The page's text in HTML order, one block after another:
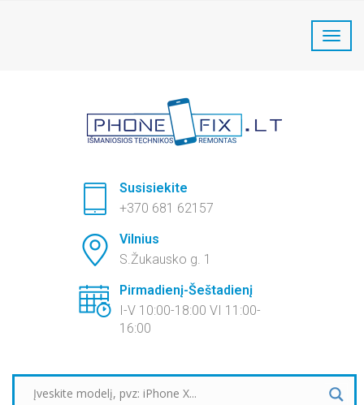
+370 681 62157
Susisiekite
+370 681 62157
Vilnius
S.Žukausko g. 1
Pirmadienį-Šeštadienį
I-V 10:00-18:00 VI 11:00-
16:00